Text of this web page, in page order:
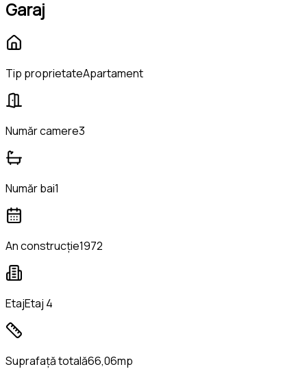
Garaj
Tip proprietateApartament
Număr camere3
Număr bai1
An construcție1972
EtajEtaj 4
Suprafață totală66,06mp